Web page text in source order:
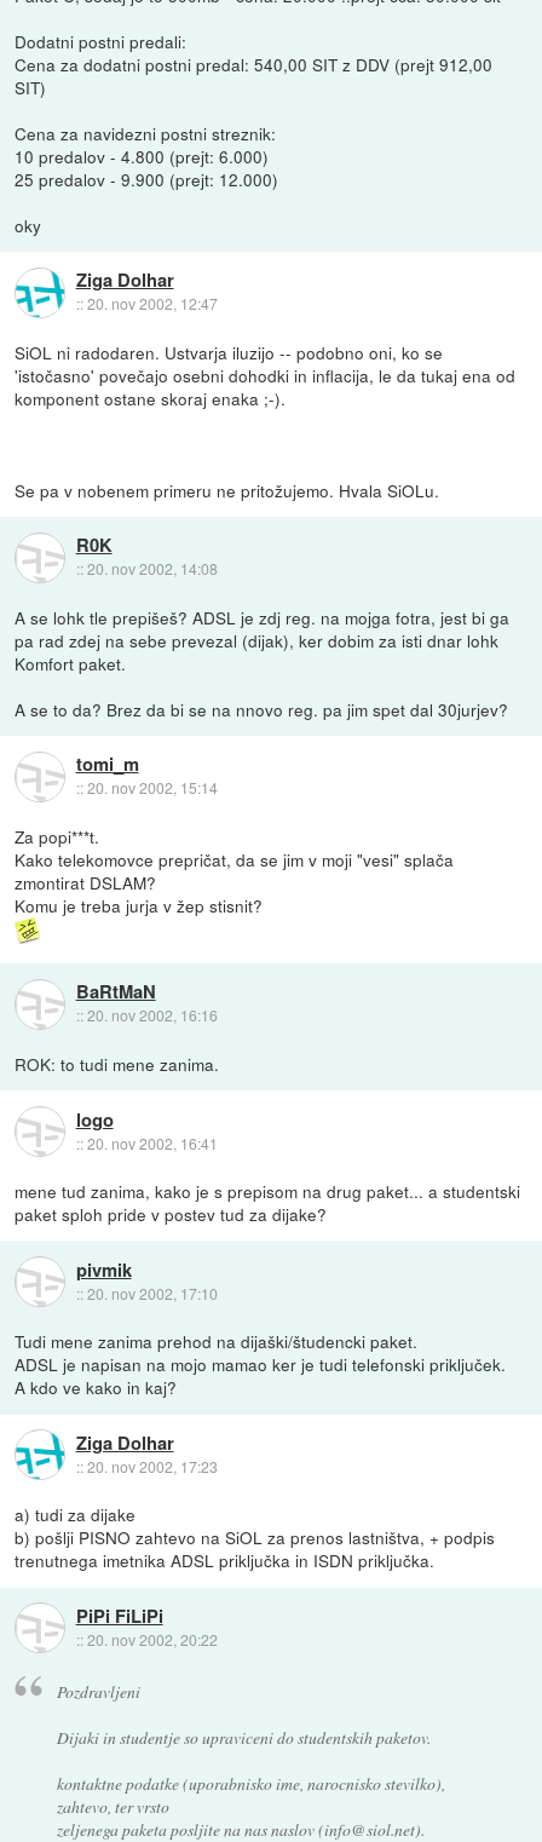
Dodatni postni predali:
Cena za dodatni postni predal: 540,00 SIT z DDV (prejt 912,00
SIT)
Cena za navidezni postni streznik:
10 predalov - 4.800 (prejt: 6.000)
25 predalov - 9.900 (prejt: 12.000)
oky
Ziga Dolhar
::20. nov 2002, 12:47
SiOL ni radodaren. Ustvarja iluzijo -- podobno oni, ko se
'istočasno' povečajo osebni dohodki in inflacija, le da tukaj ena od
komponent ostane skoraj enaka ;-).
Se pa v nobenem primeru ne pritožujemo. Hvala SiOLu.
R0K
::20. nov 2002, 14:08
A se lohk tle prepišeš? ADSL je zdj reg. na mojga fotra, jest bi ga
pa rad zdej na sebe prevezal (dijak), ker dobim za isti dnar lohk
Komfort paket.
A se to da? Brez da bi se na nnovo reg. pa jim spet dal 30jurjev?
tomi_m
::20. nov 2002, 15:14
Za popi***t.
Kako telekomovce prepričat, da se jim v moji "vesi" splača
zmontirat DSLAM?
Komu je treba jurja v žep stisnit?
BaRtMaN
::20. nov 2002, 16:16
ROK: to tudi mene zanima.
logo
::20. nov 2002, 16:41
mene tud zanima, kako je s prepisom na drug paket... a studentski
paket sploh pride v postev tud za dijake?
pivmik
::20. nov 2002, 17:10
Tudi mene zanima prehod na dijaški/študencki paket.
ADSL je napisan na mojo mamao ker je tudi telefonski priključek.
A kdo ve kako in kaj?
Ziga Dolhar
::20. nov 2002, 17:23
a) tudi za dijake
b) pošlji PISNO zahtevo na SiOL za prenos lastništva, + podpis
trenutnega imetnika ADSL priključka in ISDN priključka.
PiPi FiLiPi
::20. nov 2002, 20:22
Pozdravljeni
Dijaki in studentje so upraviceni do studentskih paketov.
kontaktne podatke (uporabnisko ime, narocnisko stevilko),
zahtevo, ter vrsto
zeljenega paketa posljite na nas naslov (info@siol.net).